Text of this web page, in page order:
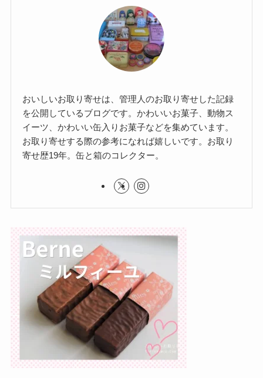
おいしいお取り寄せは、管理人のお取り寄せした記録
を公開しているブログです。かわいいお菓子、動物ス
イーツ、かわいい缶入りお菓子などを集めています。
お取り寄せする際の参考になれば嬉しいです。お取り
寄せ歴19年。缶と箱のコレクター。